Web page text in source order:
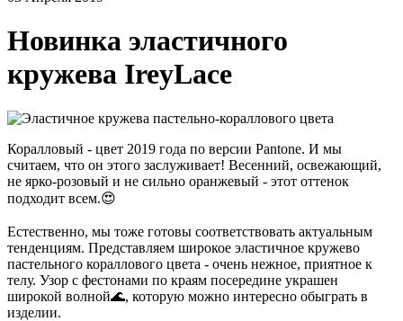
Новинка эластичного
кружева IreyLace
Коралловый - цвет 2019 года по версии Pantone. И мы
считаем, что он этого заслуживает! Весенний, освежающий,
не ярко-розовый и не сильно оранжевый - этот оттенок
подходит всем.😍
Естественно, мы тоже готовы соответствовать актуальным
тенденциям. Представляем широкое эластичное кружево
пастельного кораллового цвета - очень нежное, приятное к
телу. Узор с фестонами по краям посередине украшен
широкой волной🌊, которую можно интересно обыграть в
изделии.